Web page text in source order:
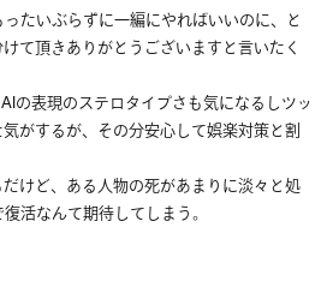
たいぶらずに一編にやればいいのに、と
て頂きありがとうございますと言いたく
の表現のステロタイプさも気になるしツッ
がするが、その分安心して娯楽対策と割
けど、ある人物の死があまりに淡々と処
活なんて期待してしまう。